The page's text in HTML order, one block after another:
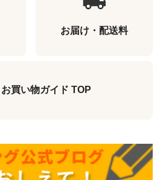
お届け・配送料
お買い物ガイド TOP